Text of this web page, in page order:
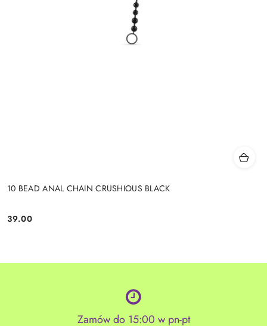
10 BEAD ANAL CHAIN CRUSHIOUS BLACK
Cena:
39.00
Zamów do 15:00 w pn-pt